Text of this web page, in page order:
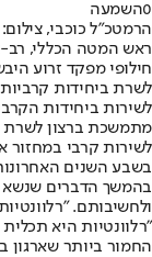
0השמעה
הרמטכ"ל כוכבי,
ראש המטה הכללי,
חילופי מפקד זרוע
לשרת ביחידות
לשירות ביחידות
מתמשכת ברצון לשרת
לשירות קרבי במחזור
בשבע השנים
בהמשך הדברים שנשא
ולחשיבותם.
"רלוונטיות היא
החמור ביותר שארגון